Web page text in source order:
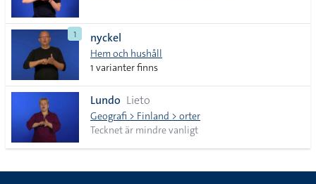
1 nyckel
Hem och hushåll
1 varianter finns
Lundo Lieto
Geografi > Finland > orter
Tecknet är mindre vanligt